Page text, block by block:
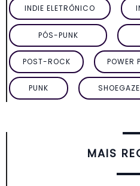
INDIE ELETRÔNICO
PÓS-PUNK
POST-ROCK POWER
PUNK SHOEGAZE
MAIS